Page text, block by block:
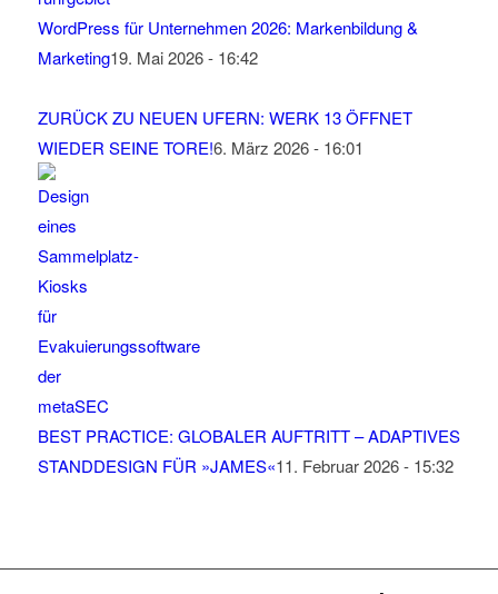
WordPress für Unternehmen 2026: Markenbildung &
Marketing19. Mai 2026 - 16:42
ZURÜCK ZU NEUEN UFERN: WERK 13 ÖFFNET
WIEDER SEINE TORE!6. März 2026 - 16:01
BEST PRACTICE: GLOBALER AUFTRITT – ADAPTIVES
STANDDESIGN FÜR »JAMES«11. Februar 2026 - 15:32